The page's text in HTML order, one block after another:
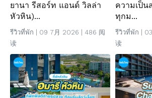
ยานา รีสอร์ท แอนด์ วิลล่า
หัวหิน)...
รีวิวที่พัก | 09 7月 2026 | 486 阅
读
ความเป็น
ทุกม...
รีวิวที่พัก |
读